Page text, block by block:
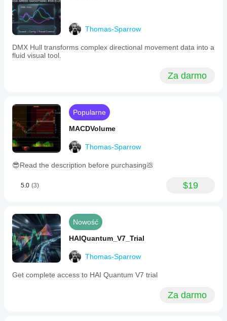
Thomas-Sparrow
DMX Hull transforms complex directional movement data into a
fluid visual tool.
Za darmo
Popularne
MACDVolume
Thomas-Sparrow
😎Read the description before purchasing💩
5.0 (3) $19
Nowość
HAIQuantum_V7_Trial
Thomas-Sparrow
Get complete access to HAI Quantum V7 trial
Za darmo